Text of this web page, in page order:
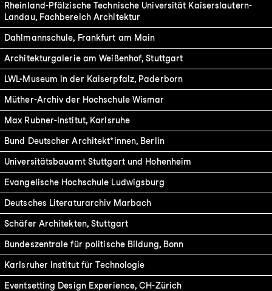
Rheinland-Pfälzische Technische Universität Kaiserslautern-
Landau, Fachbereich Architektur
Dahlmannschule, Frankfurt am Main
Architekturgalerie am Weißenhof, Stuttgart
LWL-Museum in der Kaiserpfalz, Paderborn
Müther-Archiv der Hochschule Wismar
Max Rubner-Institut, Karlsruhe
Bund Deutscher Architekt*innen, Berlin
Universitätsbauamt Stuttgart und Hohenheim
Evangelische Hochschule Ludwigsburg
Deutsches Literaturarchiv Marbach
Schäfer Architekten, Stuttgart
Bundeszentrale für politische Bildung, Bonn
Karlsruher Institut für Technologie
Eventsetting Design Experience, CH-Zürich